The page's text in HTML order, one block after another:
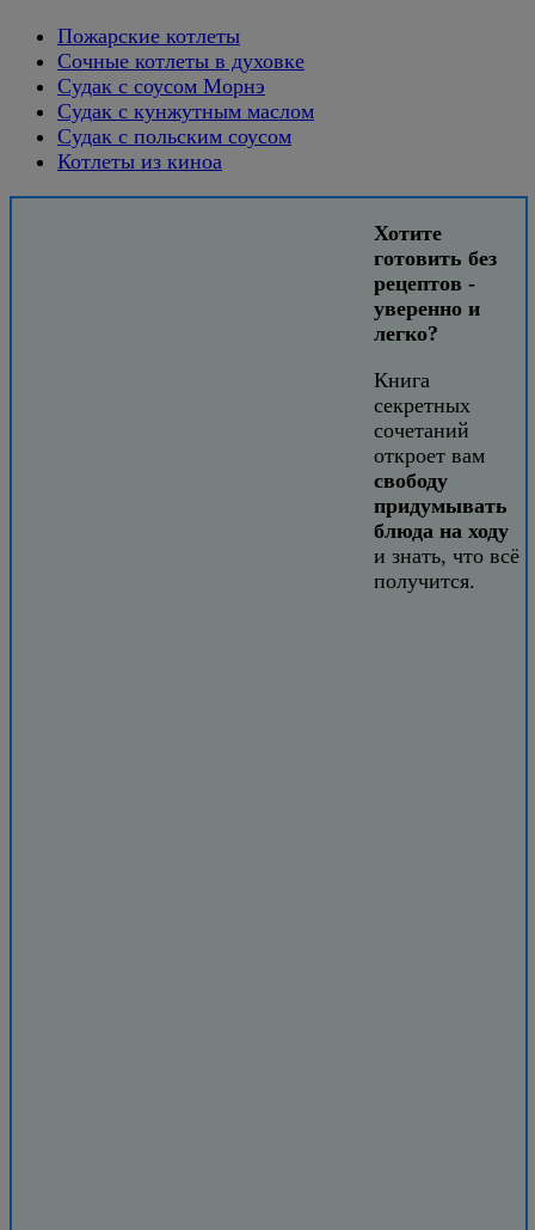
Пожарские котлеты
Сочные котлеты в духовке
Судак с соусом Морнэ
Судак с кунжутным маслом
Судак с польским соусом
Котлеты из киноа
Хотите
готовить без
рецептов -
уверенно и
легко?
Книга
секретных
сочетаний
откроет вам
свободу
придумывать
блюда на ходу
и знать, что всё
получится.